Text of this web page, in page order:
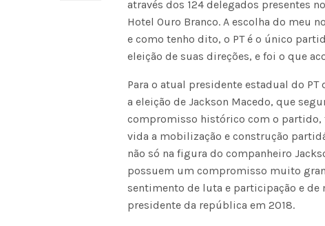
através dos 124 delegados presentes
Hotel Ouro Branco. A escolha do
e como tenho dito, o PT é o único
eleição de suas direções, e foi o que
Para o atual presidente estadual do
a eleição de Jackson Macedo, que
compromisso histórico com o partido,
vida a mobilização e construção
não só na figura do companheiro
possuem um compromisso muito
sentimento de luta e participação e
presidente da república em 2018.